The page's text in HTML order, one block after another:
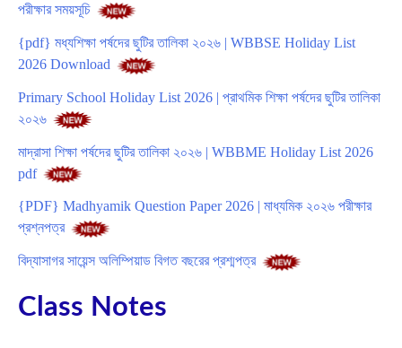
পরীক্ষার সময়সূচি
{pdf} মধ্যশিক্ষা পর্ষদের ছুটির তালিকা ২০২৬ | WBBSE Holiday List
2026 Download
Primary School Holiday List 2026 | প্রাথমিক শিক্ষা পর্ষদের ছুটির তালিকা
২০২৬
মাদ্রাসা শিক্ষা পর্ষদের ছুটির তালিকা ২০২৬ | WBBME Holiday List 2026
pdf
{PDF} Madhyamik Question Paper 2026 | মাধ্যমিক ২০২৬ পরীক্ষার
প্রশ্নপত্র
বিদ্যাসাগর সায়েন্স অলিম্পিয়াড বিগত বছরের প্রশ্মপত্র
Class Notes